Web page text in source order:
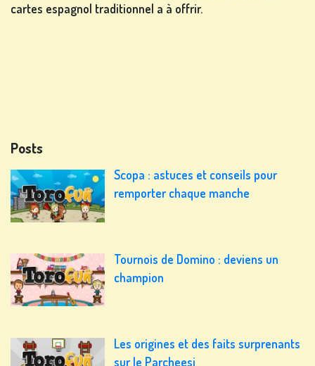
cartes espagnol traditionnel a à offrir.
Posts
Scopa : astuces et conseils pour
remporter chaque manche
Tournois de Domino : deviens un
champion
Les origines et des faits surprenants
sur le Parcheesi